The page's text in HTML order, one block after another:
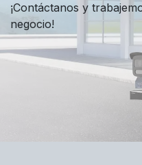
¡Contáctanos y
negocio!